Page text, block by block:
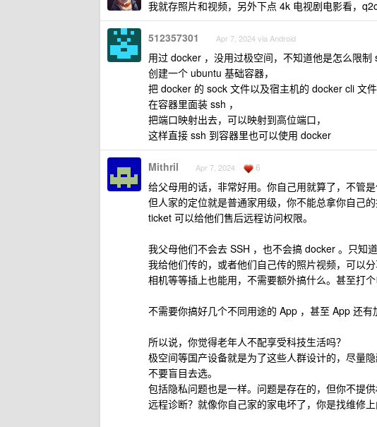
我就存照片和视频，另外下点 4k 电视剧电影看，
512357301 Apr 7, 2024 via Android
用过 docker ，没用过极空间，不知道他是怎么限制
创建一个 ubuntu 基础容器，
把 docker 的 sock 文件以及宿主机的 docker cli 文件
在容器里面装 ssh ，
把端口映射出去，可以映射到高位端口，
这样直接 ssh 到容器里也可以使用 docker
Mithril Apr 7, 2024 6
给父母用的话，非常好用。你自己用就算了，不管是
但人家的定位就是普通家用级，你不能总拿你自己
ticket 可以给他们售后远程访问权限。
我父母他们不会去 SSH ，也不会搞 docker 。只知
我给他们传的，或者他们自己传的照片视频，可以分
相机等等插上也能用，不需要额外搞什么。甚至打
不需要你搞好几个不同用途的 App ，甚至 App 还有
所以说，你觉得老年人不配享受科技生活吗？
极空间等国产设备就是为了这些人群设计的，尽量
不要盲目去选。
包括隐私问题也是一样。问题是存在的，但你不提
远程诊断？就像你自己家的家电坏了，你是找维修上